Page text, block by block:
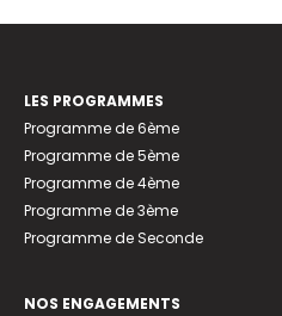
LES PROGRAMMES
Programme de 6ème
Programme de 5ème
Programme de 4ème
Programme de 3ème
Programme de Seconde
NOS ENGAGEMENTS